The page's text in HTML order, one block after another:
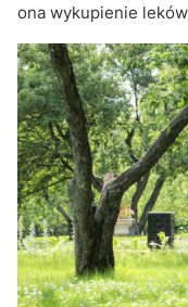
ona wykupienie